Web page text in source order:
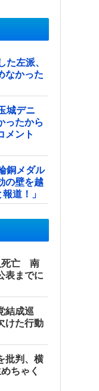
た左派、
なかった
城デニ
ったから
メント
銅メダル
の壁を越
道！」
死亡 南
表までに
結成巡
けた行動
批判、横
ちゃく